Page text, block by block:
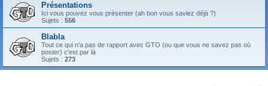
Présentations
Ici vous pouvez vous présenter (ah bon vous saviez déjà ?)
Sujets : 556
Blabla
Tout ce qui n'a pas de rapport avec GTO (ou que vous ne savez pas où
poster) c'est par là
Sujets : 273